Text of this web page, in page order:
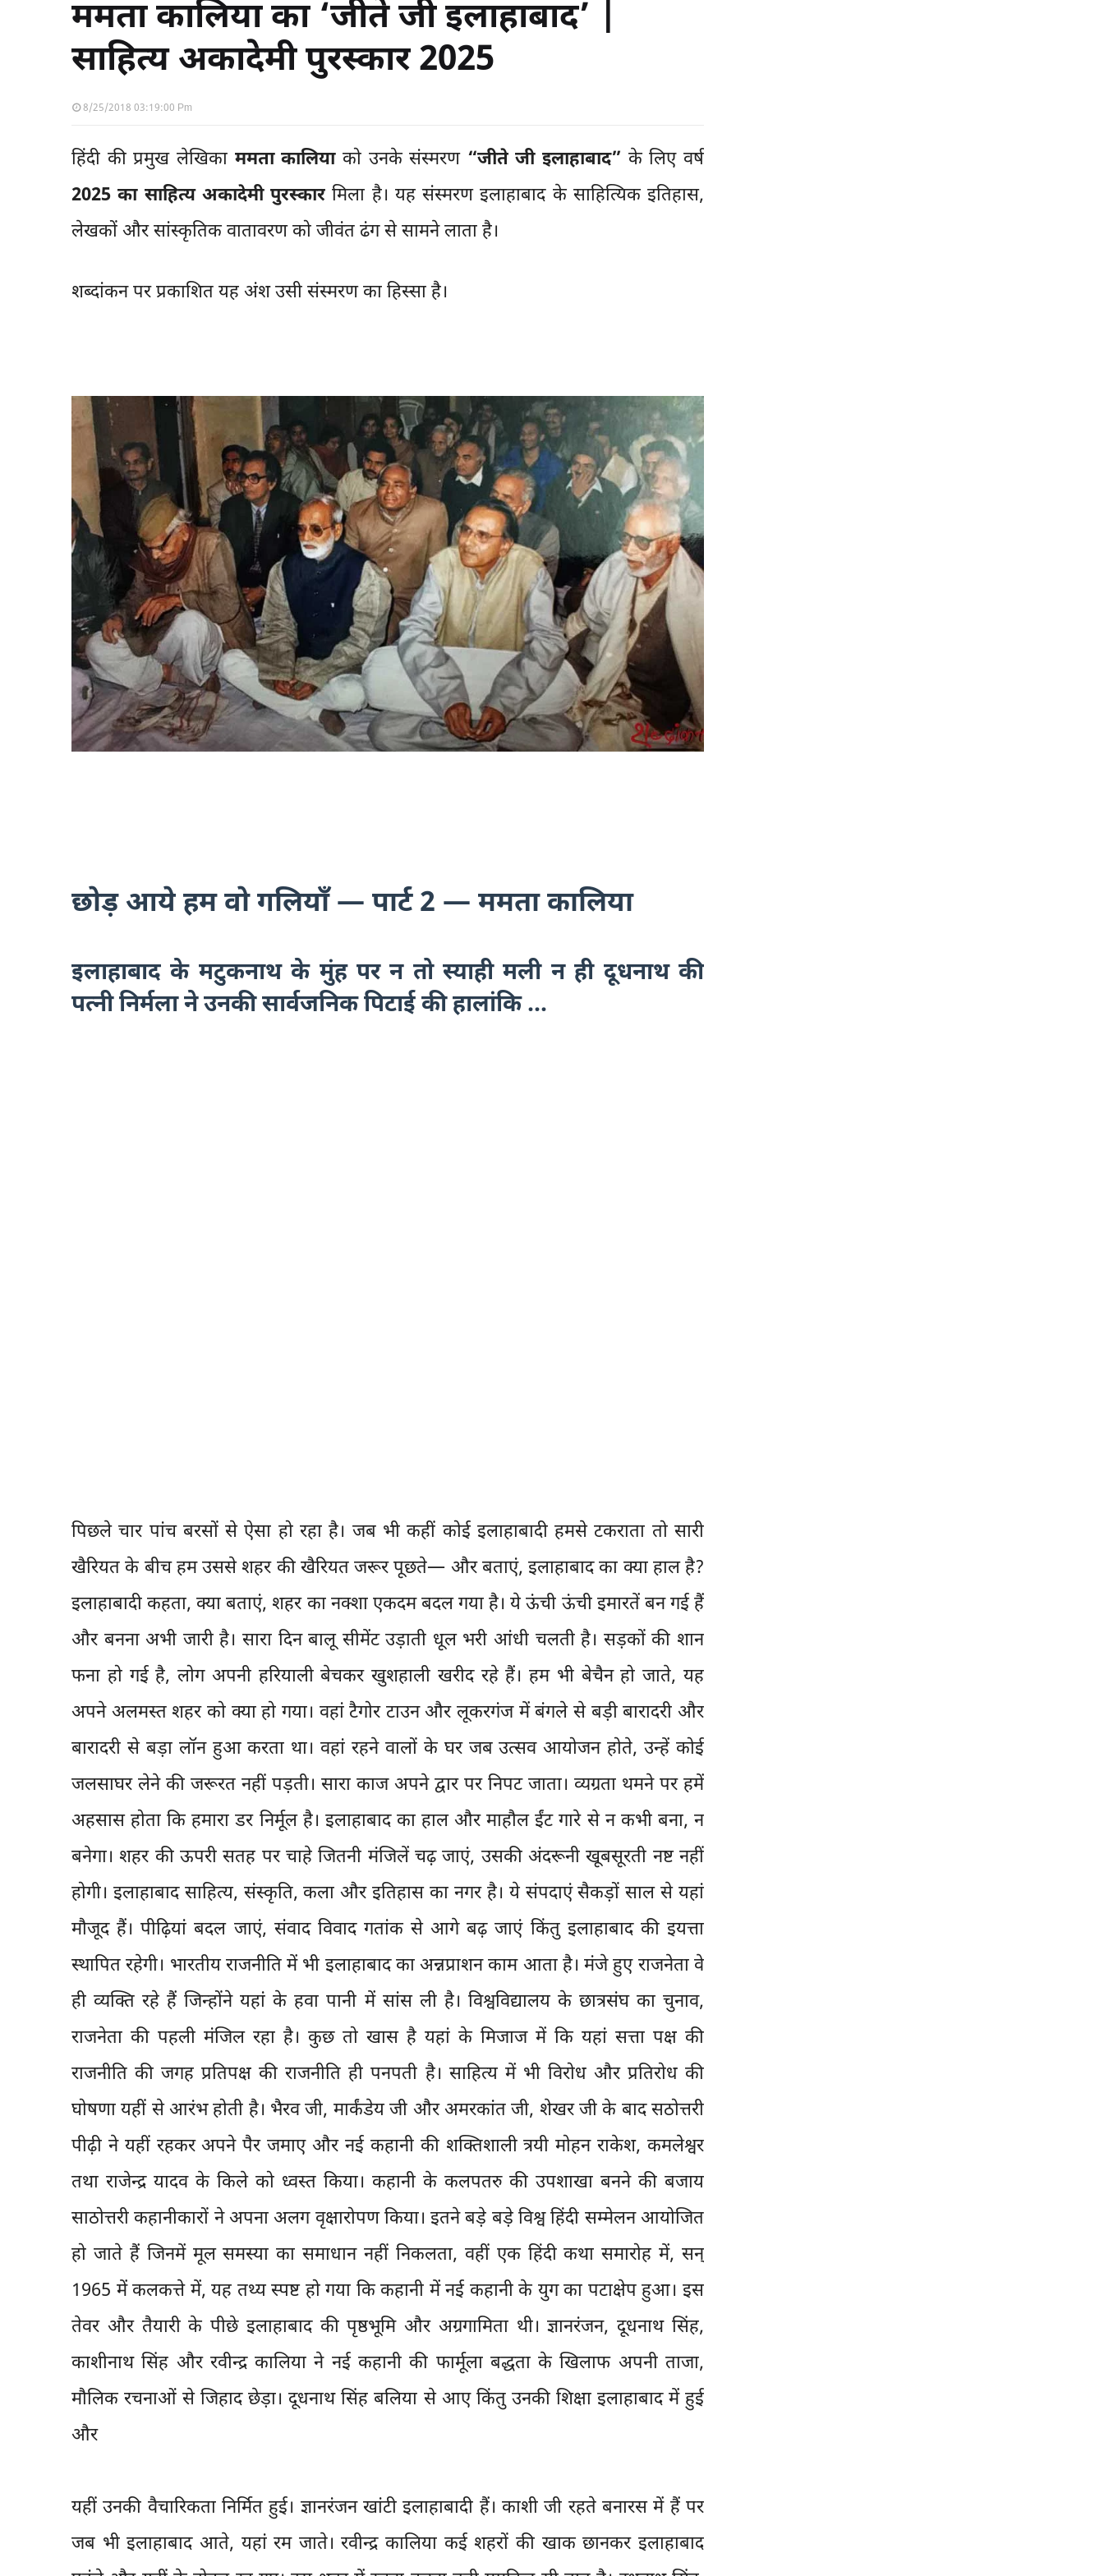
ममता कालिया का ‘जीते जी इलाहाबाद’ |
साहित्य अकादेमी पुरस्कार 2025
8/25/2018 03:19:00 Pm
हिंदी की प्रमुख लेखिका ममता कालियाको उनके संस्मरण “जीते जी इलाहाबाद” के लिए वर्ष
2025 का साहित्य अकादेमी पुरस्कार मिला है। यह संस्मरण इलाहाबाद के साहित्यिक इतिहास,
लेखकों और सांस्कृतिक वातावरण को जीवंत ढंग से सामने लाता है।
शब्दांकन पर प्रकाशित यह अंश उसी संस्मरण का हिस्सा है।
छोड़ आये हम वो गलियाँ — पार्ट 2 — ममता कालिया
इलाहाबाद के मटुकनाथ के मुंह पर न तो स्याही मली न ही दूधनाथ की
पत्नी निर्मला ने उनकी सार्वजनिक पिटाई की हालांकि ...
पिछले चार पांच बरसों से ऐसा हो रहा है। जब भी कहीं कोई इलाहाबादी हमसे टकराता तो सारी
खैरियत के बीच हम उससे शहर की खैरियत जरूर पूछते— और बताएं, इलाहाबाद का क्या हाल है?
इलाहाबादी कहता, क्या बताएं, शहर का नक्शा एकदम बदल गया है। ये ऊंची ऊंची इमारतें बन गई हैं
और बनना अभी जारी है। सारा दिन बालू सीमेंट उड़ाती धूल भरी आंधी चलती है। सड़कों की शान
फना हो गई है, लोग अपनी हरियाली बेचकर खुशहाली खरीद रहे हैं। हम भी बेचैन हो जाते, यह
अपने अलमस्त शहर को क्या हो गया। वहां टैगोर टाउन और लूकरगंज में बंगले से बड़ी बारादरी और
बारादरी से बड़ा लॉन हुआ करता था। वहां रहने वालों के घर जब उत्सव आयोजन होते, उन्हें कोई
जलसाघर लेने की जरूरत नहीं पड़ती। सारा काज अपने द्वार पर निपट जाता। व्यग्रता थमने पर हमें
अहसास होता कि हमारा डर निर्मूल है। इलाहाबाद का हाल और माहौल ईंट गारे से न कभी बना, न
बनेगा। शहर की ऊपरी सतह पर चाहे जितनी मंजिलें चढ़ जाएं, उसकी अंदरूनी खूबसूरती नष्ट नहीं
होगी। इलाहाबाद साहित्य, संस्कृति, कला और इतिहास का नगर है। ये संपदाएं सैकड़ों साल से यहां
मौजूद हैं। पीढ़ियां बदल जाएं, संवाद विवाद गतांक से आगे बढ़ जाएं किंतु इलाहाबाद की इयत्ता
स्थापित रहेगी। भारतीय राजनीति में भी इलाहाबाद का अन्नप्राशन काम आता है। मंजे हुए राजनेता वे
ही व्यक्ति रहे हैं जिन्होंने यहां के हवा पानी में सांस ली है। विश्वविद्यालय के छात्रसंघ का चुनाव,
राजनेता की पहली मंजिल रहा है। कुछ तो खास है यहां के मिजाज में कि यहां सत्ता पक्ष की
राजनीति की जगह प्रतिपक्ष की राजनीति ही पनपती है। साहित्य में भी विरोध और प्रतिरोध की
घोषणा यहीं से आरंभ होती है। भैरव जी, मार्कंडेय जी और अमरकांत जी, शेखर जी के बाद सठोत्तरी
पीढ़ी ने यहीं रहकर अपने पैर जमाए और नई कहानी की शक्तिशाली त्रयी मोहन राकेश, कमलेश्वर
तथा राजेन्द्र यादव के किले को ध्वस्त किया। कहानी के कलपतरु की उपशाखा बनने की बजाय
साठोत्तरी कहानीकारों ने अपना अलग वृक्षारोपण किया। इतने बड़े बड़े विश्व हिंदी सम्मेलन आयोजित
हो जाते हैं जिनमें मूल समस्या का समाधान नहीं निकलता, वहीं एक हिंदी कथा समारोह में, सन्
1965 में कलकत्ते में, यह तथ्य स्पष्ट हो गया कि कहानी में नई कहानी के युग का पटाक्षेप हुआ। इस
तेवर और तैयारी के पीछे इलाहाबाद की पृष्ठभूमि और अग्रगामिता थी। ज्ञानरंजन, दूधनाथ सिंह,
काशीनाथ सिंह और रवीन्द्र कालिया ने नई कहानी की फार्मूला बद्धता के खिलाफ अपनी ताजा,
मौलिक रचनाओं से जिहाद छेड़ा। दूधनाथ सिंह बलिया से आए किंतु उनकी शिक्षा इलाहाबाद में हुई
और
यहीं उनकी वैचारिकता निर्मित हुई। ज्ञानरंजन खांटी इलाहाबादी हैं। काशी जी रहते बनारस में हैं पर
जब भी इलाहाबाद आते, यहां रम जाते। रवीन्द्र कालिया कई शहरों की खाक छानकर इलाहाबाद